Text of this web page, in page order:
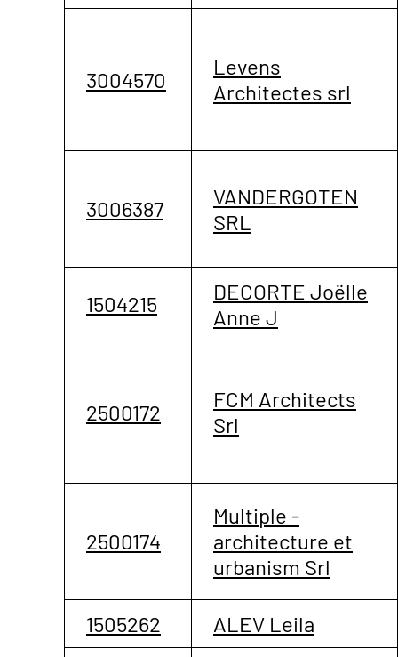
3004570
Levens
Architectes srl
3006387
VANDERGOTEN
SRL
1504215
DECORTE Joëlle
Anne J
2500172
FCM Architects
Srl
2500174
Multiple -
architecture et
urbanism Srl
1505262 ALEV Leila